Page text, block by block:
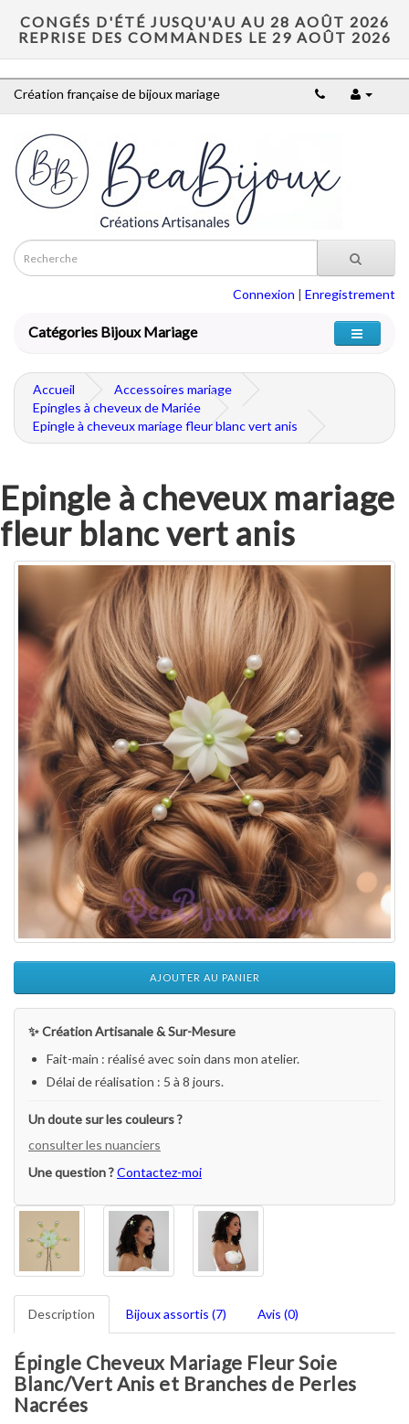
CONGÉS D'ÉTÉ JUSQU'AU AU 28 AOÛT 2026
REPRISE DES COMMANDES LE 29 AOÛT 2026
Création française de bijoux mariage
Connexion | Enregistrement
Catégories Bijoux Mariage
Accueil
Accessoires mariage
Epingles à cheveux de Mariée
Epingle à cheveux mariage fleur blanc vert anis
Epingle à cheveux mariage
fleur blanc vert anis
AJOUTER AU PANIER
✨ Création Artisanale & Sur-Mesure
Fait-main : réalisé avec soin dans mon atelier.
Délai de réalisation : 5 à 8 jours.
Un doute sur les couleurs ?
consulter les nuanciers
Une question ?Contactez-moi
Description Bijoux assortis (7) Avis (0)
Épingle Cheveux Mariage Fleur Soie
Blanc/Vert Anis et Branches de Perles
Nacrées